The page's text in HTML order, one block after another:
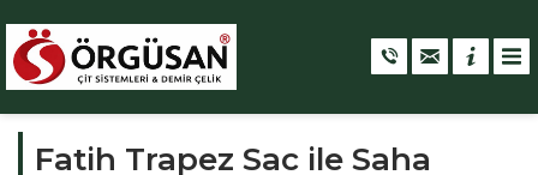
Fatih Trapez Sac ile Saha